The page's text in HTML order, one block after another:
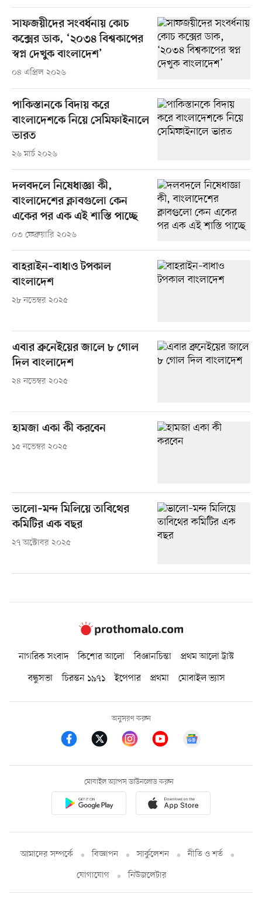
সাফজয়ীদের সংবর্ধনায় কোচ
কক্সের ডাক, ‘২০৩৪ বিশ্বকাপের
স্বপ্ন দেখুক বাংলাদেশ’
০৪ এপ্রিল ২০২৬
পাকিস্তানকে বিদায় করে
বাংলাদেশকে নিয়ে সেমিফাইনালে
ভারত
২৬ মার্চ ২০২৬
দলবদলে নিষেধাজ্ঞা কী,
বাংলাদেশের ক্লাবগুলো কেন
একের পর এক এই শাস্তি পাচ্ছে
০৩ ফেব্রুয়ারি ২০২৬
বাহরাইন–বাধাও টপকাল
বাংলাদেশ
২৮ নভেম্বর ২০২৫
এবার ব্রুনেইয়ের জালে ৮ গোল
দিল বাংলাদেশ
২৪ নভেম্বর ২০২৫
হামজা একা কী করবেন
১৫ নভেম্বর ২০২৫
ভালো–মন্দ মিলিয়ে তাবিথের
কমিটির এক বছর
২৭ অক্টোবর ২০২৫
নাগরিক সংবাদ কিশোর আলো বিজ্ঞানচিন্তা
প্রথম আলো ট্রাস্ট
বন্ধুসভা
চিরন্তন ১৯৭১ ইপেপার প্রথমা মোবাইল ভ্যাস
অনুসরণ করুন
মোবাইল অ্যাপস ডাউনলোড করুন
আমাদের সম্পর্কে বিজ্ঞাপন সার্কুলেশন
নীতি ও শর্ত
যোগাযোগ
নিউজলেটার